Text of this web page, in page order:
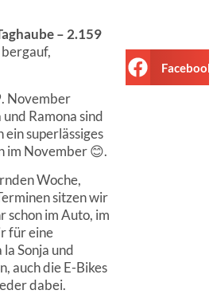
– 2.159
November
Ramona sind
ein superlässiges
im November 😊.
Woche,
sitzen wir
schon im Auto, im
für eine
Sonja und
auch die E-Bikes
dabei.
Facebook